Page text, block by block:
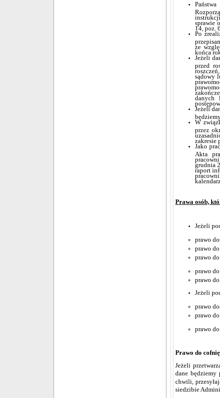
sprawie
14, poz.
Po
ze
końca
Jeżeli
przed
sądowy
danych
Jeżeli
W
przez
zakresie
Jako
Akta
grudnia
raport
Prawa osób,
Jeżeli
prawo
prawo
prawo
prawo
prawo
Jeżeli
prawo
prawo
prawo
Prawo do
Jeżeli
dane będziemy
chwili,
siedzibie